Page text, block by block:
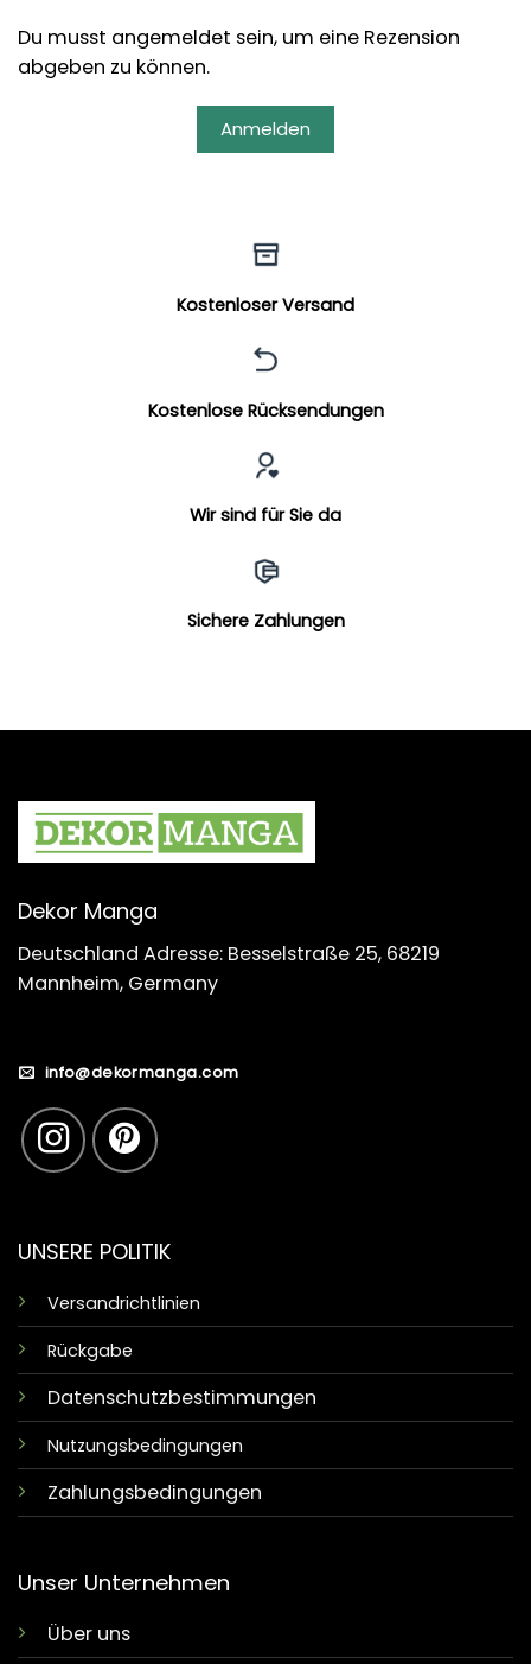
Du musst angemeldet sein, um eine Rezension
abgeben zu können.
Anmelden
Kostenloser Versand
Kostenlose Rücksendungen
Wir sind für Sie da
Sichere Zahlungen
Dekor Manga
Deutschland Adresse: Besselstraße 25, 68219
Mannheim, Germany
info@dekormanga.com
UNSERE POLITIK
Versandrichtlinien
Rückgabe
Datenschutzbestimmungen
Nutzungsbedingungen
Zahlungsbedingungen
Unser Unternehmen
Über uns